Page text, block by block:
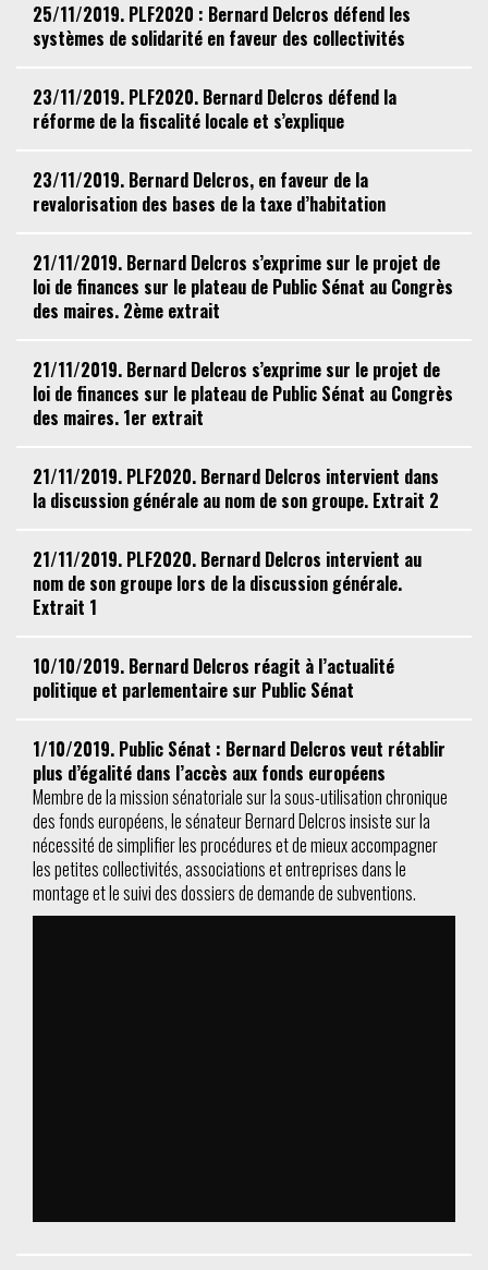
25/11/2019. PLF2020 : Bernard Delcros défend les
systèmes de solidarité en faveur des collectivités
23/11/2019. PLF2020. Bernard Delcros défend la
réforme de la fiscalité locale et s’explique
23/11/2019. Bernard Delcros, en faveur de la
revalorisation des bases de la taxe d’habitation
21/11/2019. Bernard Delcros s’exprime sur le projet de
loi de finances sur le plateau de Public Sénat au Congrès
des maires. 2ème extrait
21/11/2019. Bernard Delcros s’exprime sur le projet de
loi de finances sur le plateau de Public Sénat au Congrès
des maires. 1er extrait
21/11/2019. PLF2020. Bernard Delcros intervient dans
la discussion générale au nom de son groupe. Extrait 2
21/11/2019. PLF2020. Bernard Delcros intervient au
nom de son groupe lors de la discussion générale.
Extrait 1
10/10/2019. Bernard Delcros réagit à l’actualité
politique et parlementaire sur Public Sénat
1/10/2019. Public Sénat : Bernard Delcros veut rétablir
plus d’égalité dans l’accès aux fonds européens
Membre de la mission sénatoriale sur la sous-utilisation chronique
des fonds européens, le sénateur Bernard Delcros insiste sur la
nécessité de simplifier les procédures et de mieux accompagner
les petites collectivités, associations et entreprises dans le
montage et le suivi des dossiers de demande de subventions.